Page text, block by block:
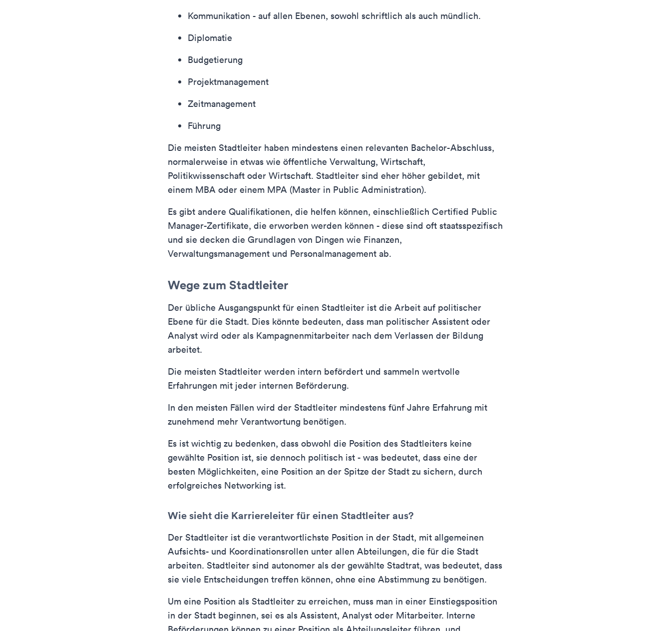
Kommunikation - auf allen Ebenen, sowohl schriftlich als auch mündlich.
Diplomatie
Budgetierung
Projektmanagement
Zeitmanagement
Führung
Die meisten Stadtleiter haben mindestens einen relevanten Bachelor-Abschluss,
normalerweise in etwas wie öffentliche Verwaltung, Wirtschaft,
Politikwissenschaft oder Wirtschaft. Stadtleiter sind eher höher gebildet, mit
einem MBA oder einem MPA (Master in Public Administration).
Es gibt andere Qualifikationen, die helfen können, einschließlich Certified Public
Manager-Zertifikate, die erworben werden können - diese sind oft staatsspezifisch
und sie decken die Grundlagen von Dingen wie Finanzen,
Verwaltungsmanagement und Personalmanagement ab.
Wege zum Stadtleiter
Der übliche Ausgangspunkt für einen Stadtleiter ist die Arbeit auf politischer
Ebene für die Stadt. Dies könnte bedeuten, dass man politischer Assistent oder
Analyst wird oder als Kampagnenmitarbeiter nach dem Verlassen der Bildung
arbeitet.
Die meisten Stadtleiter werden intern befördert und sammeln wertvolle
Erfahrungen mit jeder internen Beförderung.
In den meisten Fällen wird der Stadtleiter mindestens fünf Jahre Erfahrung mit
zunehmend mehr Verantwortung benötigen.
Es ist wichtig zu bedenken, dass obwohl die Position des Stadtleiters keine
gewählte Position ist, sie dennoch politisch ist - was bedeutet, dass eine der
besten Möglichkeiten, eine Position an der Spitze der Stadt zu sichern, durch
erfolgreiches Networking ist.
Wie sieht die Karriereleiter für einen Stadtleiter aus?
Der Stadtleiter ist die verantwortlichste Position in der Stadt, mit allgemeinen
Aufsichts- und Koordinationsrollen unter allen Abteilungen, die für die Stadt
arbeiten. Stadtleiter sind autonomer als der gewählte Stadtrat, was bedeutet, dass
sie viele Entscheidungen treffen können, ohne eine Abstimmung zu benötigen.
Um eine Position als Stadtleiter zu erreichen, muss man in einer Einstiegsposition
in der Stadt beginnen, sei es als Assistent, Analyst oder Mitarbeiter. Interne